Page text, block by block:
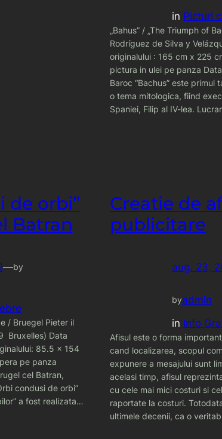
in Picturi
„Bahus” / „The Triumph of
Rodríguez de Silva y
originalului : 165 cm x 225
pictura in ulei pe panza
Baroc “Bachus” este primul
o tema mitologica, fiind
Spaniei, Filip al IV-lea.
de orbi”
Batran
—by
/ Bruegel Pieter il
Bruxelles) Data
85.5 x 154
pe panza
cel Batran,
condusi de orbi”
a fost realizata…
Creatie de
publicitare
aug. 23,
byadmin
in Info
Afisul este o forma
cand localizarea, scopul
expunere a mesajului sunt
acelasi timp, afisul
cu cele mai mici costuri si
raportate la costuri.
ultimele decenii, ca o